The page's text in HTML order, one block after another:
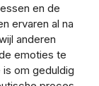
en de
ervaren al na
anderen
emoties te
om geduldig